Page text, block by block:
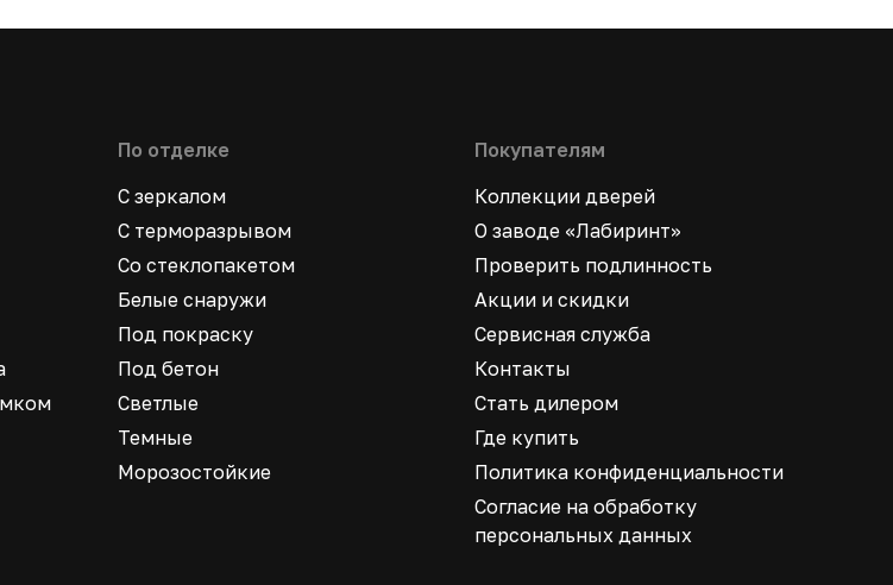
По отделке
С зеркалом
С терморазрывом
Со стеклопакетом
Белые снаружи
Под покраску
Под бетон
Светлые
Темные
Морозостойкие
Покупателям
Коллекции дверей
О заводе «Лабиринт»
Проверить подлинность
Акции и скидки
Сервисная служба
Контакты
Стать дилером
Где купить
Политика конфиденциальности
Согласие на обработку
персональных данных